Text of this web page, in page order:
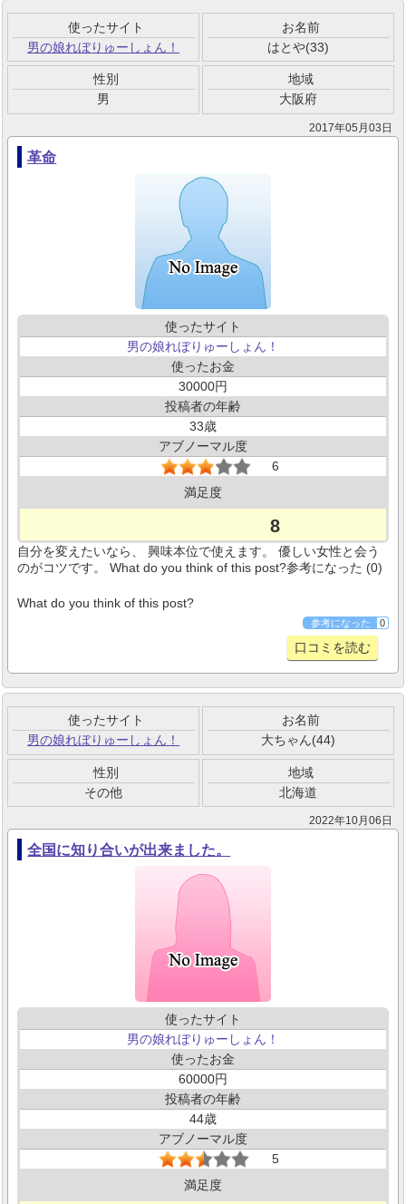
使ったサイト
男の娘れぼりゅーしょん！
お名前
はとや(33)
性別
男
地域
大阪府
2017年05月03日
革命
使ったサイト
男の娘れぼりゅーしょん！
使ったお金
30000
投稿者の年齢
33
アブノーマル度
6
満足度
8
自分を変えたいなら、 興味本位で使えます。 優しい女性と会う
のがコツです。 What do you think of this post?参考になった (0)
What do you think of this post?
参考になった 0
口コミを読む
使ったサイト
男の娘れぼりゅーしょん！
お名前
大ちゃん(44)
性別
その他
地域
北海道
2022年10月06日
全国に知り合いが出来ました。
使ったサイト
男の娘れぼりゅーしょん！
使ったお金
60000
投稿者の年齢
44
アブノーマル度
5
満足度